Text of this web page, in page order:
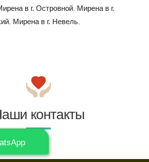
в г. Островной, Мирена в г.
, Мирена в г. Невель,
контакты